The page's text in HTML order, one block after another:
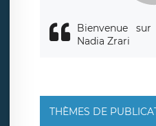
Bienvenue
Nadia Zrari
THÈMES DE